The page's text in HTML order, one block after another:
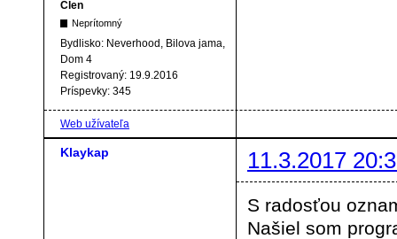
Člen
Neprítomný
Bydlisko: Neverhood, Bilova jama,
Dom 4
Registrovaný: 19.9.2016
Príspevky: 345
Web užívateľa
Klaykap 11.3.2017
S radosťou
Našiel som